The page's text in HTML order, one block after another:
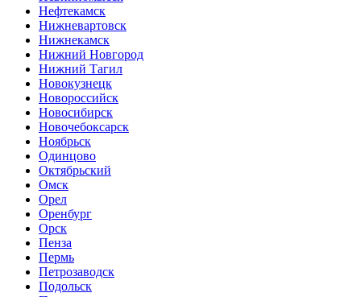
Нефтекамск
Нижневартовск
Нижнекамск
Нижний Новгород
Нижний Тагил
Новокузнецк
Новороссийск
Новосибирск
Новочебоксарск
Ноябрьск
Одинцово
Октябрьский
Омск
Орел
Оренбург
Орск
Пенза
Пермь
Петрозаводск
Подольск